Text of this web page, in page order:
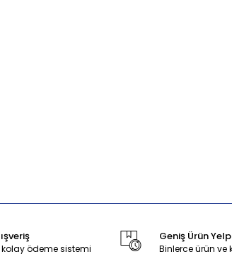
kolay ödeme sistemi
Geniş Ürün
Binlerce ürün